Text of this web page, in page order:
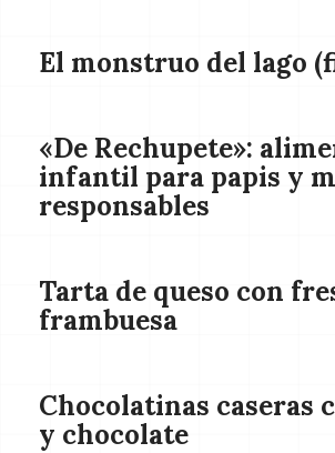
El monstruo del lago
«De Rechupete»:
infantil para papis y
responsables
Tarta de queso con
frambuesa
Chocolatinas caseras
y chocolate